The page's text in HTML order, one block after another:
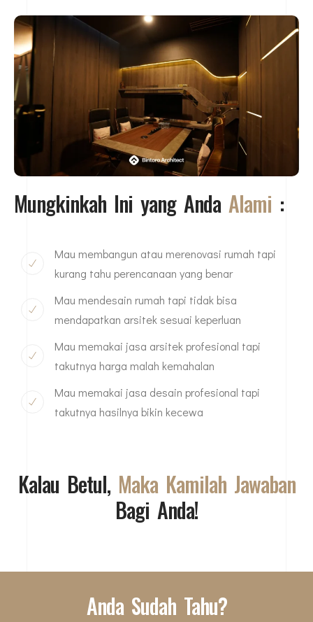
Mungkinkah Ini yang Anda Alami :
Mau membangun atau merenovasi rumah tapi
kurang tahu perencanaan yang benar
Mau mendesain rumah tapi tidak bisa
mendapatkan arsitek sesuai keperluan
Mau memakai jasa arsitek profesional tapi
takutnya harga malah kemahalan
Mau memakai jasa desain profesional tapi
takutnya hasilnya bikin kecewa
Kalau Betul, Maka Kamilah Jawaban
Bagi Anda!
Anda Sudah Tahu?